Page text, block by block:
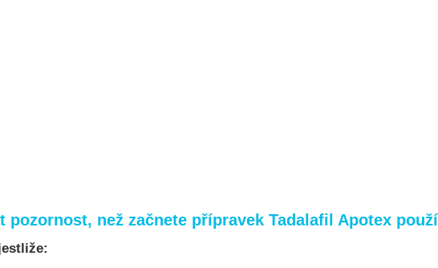
pozornost, než začnete přípravek Tadalafil Apotex